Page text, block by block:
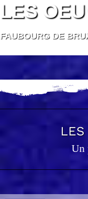
LES
FAUBOURG DE
Un